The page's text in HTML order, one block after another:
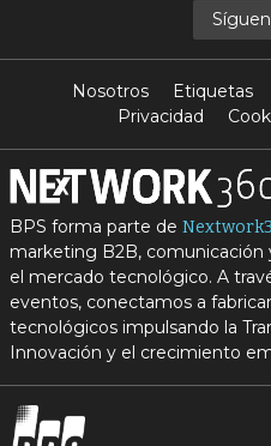
Nosotros Etiquetas
Privacidad
BPS forma parte de
marketing B2B, comunicación
el mercado tecnológico. A
eventos, conectamos a
tecnológicos impulsando la
Innovación y el crecimiento